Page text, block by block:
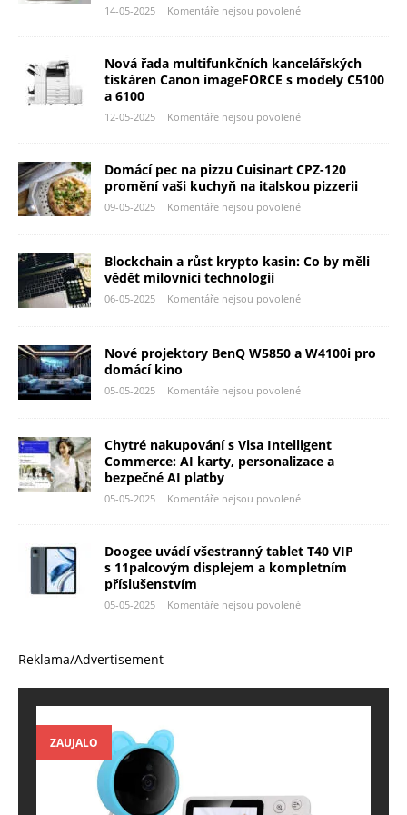
14-05-2025 Komentáře nejsou povolené
Nová řada multifunkčních kancelářských
tiskáren Canon imageFORCE s modely C5100
a 6100
12-05-2025 Komentáře nejsou povolené
Domácí pec na pizzu Cuisinart CPZ-120
promění vaši kuchyň na italskou pizzerii
09-05-2025 Komentáře nejsou povolené
Blockchain a růst krypto kasin: Co by měli
vědět milovníci technologií
06-05-2025 Komentáře nejsou povolené
Nové projektory BenQ W5850 a W4100i pro
domácí kino
05-05-2025 Komentáře nejsou povolené
Chytré nakupování s Visa Intelligent
Commerce: AI karty, personalizace a
bezpečné AI platby
05-05-2025 Komentáře nejsou povolené
Doogee uvádí všestranný tablet T40 VIP
s 11palcovým displejem a kompletním
příslušenstvím
05-05-2025 Komentáře nejsou povolené
Reklama/Advertisement
ZAUJALO